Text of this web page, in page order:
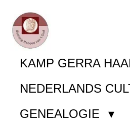
Ga
direct
naar
hoofdinhoud
KAMP GERRA
NEDERLANDS
GENEALOGIE